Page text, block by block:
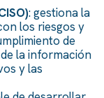
: gestiona la
los riesgos y
de
la información
y las